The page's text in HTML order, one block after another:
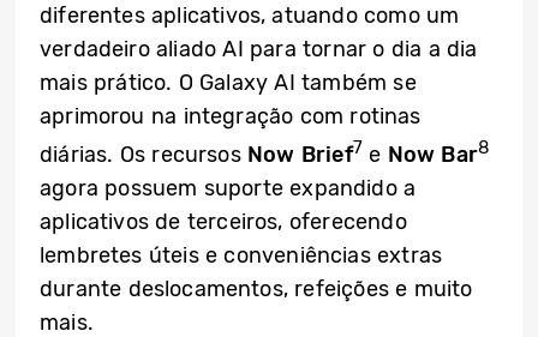
diferentes aplicativos, atuando como um
verdadeiro aliado AI para tornar o dia a dia
mais prático. O Galaxy AI também se
aprimorou na integração com rotinas
diárias. Os recursos Now Brief7 e Now Bar8
agora possuem suporte expandido a
aplicativos de terceiros, oferecendo
lembretes úteis e conveniências extras
durante deslocamentos, refeições e muito
mais.